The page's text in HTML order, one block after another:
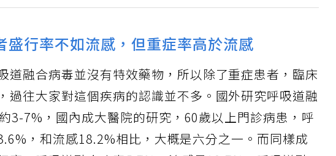
盛行率不如流感，但重症率高於流感
道融合病毒並沒有特效藥物，所以除了重症患者，臨床
過往大家對這個疾病的認識並不多。國外研究呼吸道融
3-7%，國內成大醫院的研究，60歲以上門診病患，呼
，和流感18.2%相比，大概是六分之一。而同樣成